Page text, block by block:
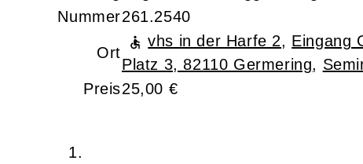
Nummer261.2540
Ort
vhs in der Harfe 2, Eingang
Platz 3, 82110 Germering,
Preis25,00 €